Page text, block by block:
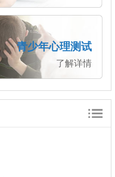
青少年心理测试
了解详情